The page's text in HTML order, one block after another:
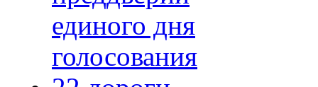
единого дня
голосования